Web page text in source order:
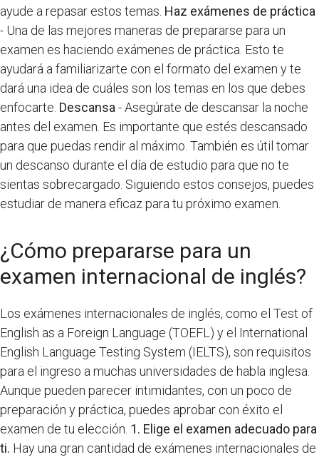
ayude a repasar estos temas. Haz exámenes de práctica
- Una de las mejores maneras de prepararse para un
examen es haciendo exámenes de práctica. Esto te
ayudará a familiarizarte con el formato del examen y te
dará una idea de cuáles son los temas en los que debes
enfocarte. Descansa - Asegúrate de descansar la noche
antes del examen. Es importante que estés descansado
para que puedas rendir al máximo. También es útil tomar
un descanso durante el día de estudio para que no te
sientas sobrecargado. Siguiendo estos consejos, puedes
estudiar de manera eficaz para tu próximo examen.
¿Cómo prepararse para un
examen internacional de inglés?
Los exámenes internacionales de inglés, como el Test of
English as a Foreign Language (TOEFL) y el International
English Language Testing System (IELTS), son requisitos
para el ingreso a muchas universidades de habla inglesa.
Aunque pueden parecer intimidantes, con un poco de
preparación y práctica, puedes aprobar con éxito el
examen de tu elección. 1. Elige el examen adecuado para
ti. Hay una gran cantidad de exámenes internacionales de